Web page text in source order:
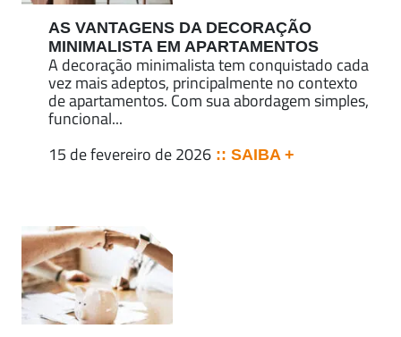
AS VANTAGENS DA DECORAÇÃO
MINIMALISTA EM APARTAMENTOS
A decoração minimalista tem conquistado cada
vez mais adeptos, principalmente no contexto
de apartamentos. Com sua abordagem simples,
funcional...
15 de fevereiro de 2026 :: SAIBA +